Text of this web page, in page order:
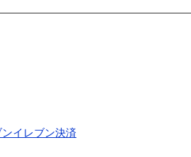
ンイレブン決済